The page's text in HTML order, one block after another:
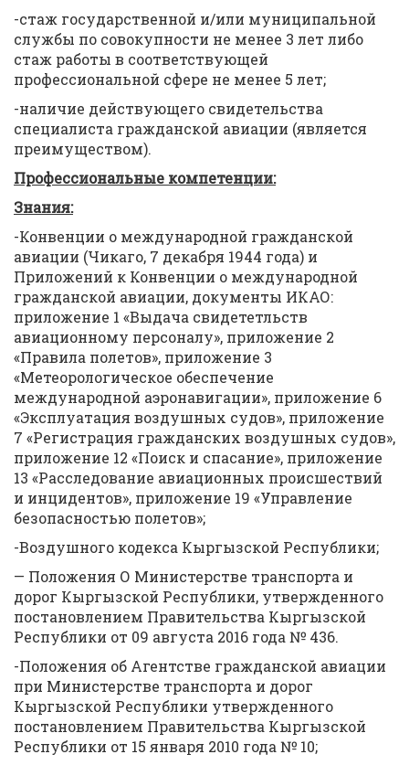
-стаж государственной и/или муниципальной
службы по совокупности не менее 3 лет либо
стаж работы в соответствующей
профессиональной сфере не менее 5 лет;
-наличие действующего свидетельства
специалиста гражданской авиации (является
преимуществом).
Профессиональные компетенции:
Знания:
-Конвенции о международной гражданской
авиации (Чикаго, 7 декабря 1944 года) и
Приложений к Конвенции о международной
гражданской авиации, документы ИКАО:
приложение 1 «Выдача свидететльств
авиационному персоналу», приложение 2
«Правила полетов», приложение 3
«Метеорологическое обеспечение
международной аэронавигации», приложение 6
«Эксплуатация воздушных судов», приложение
7 «Регистрация гражданских воздушных судов»,
приложение 12 «Поиск и спасание», приложение
13 «Расследование авиационных происшествий
и инцидентов», приложение 19 «Управление
безопасностью полетов»;
-Воздушного кодекса Кыргызской Республики;
— Положения О Министерстве транспорта и
дорог Кыргызской Республики, утвержденного
постановлением Правительства Кыргызской
Республики от 09 августа 2016 года № 436.
-Положения об Агентстве гражданской авиации
при Министерстве транспорта и дорог
Кыргызской Республики утвержденного
постановлением Правительства Кыргызской
Республики от 15 января 2010 года № 10;